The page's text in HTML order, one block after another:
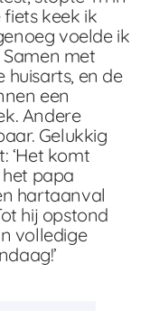
keek ik
voelde ik
Samen met
huisarts, en de
een
Andere
Gelukkig
‘Het komt
het papa
hartaanval
hij opstond
volledige